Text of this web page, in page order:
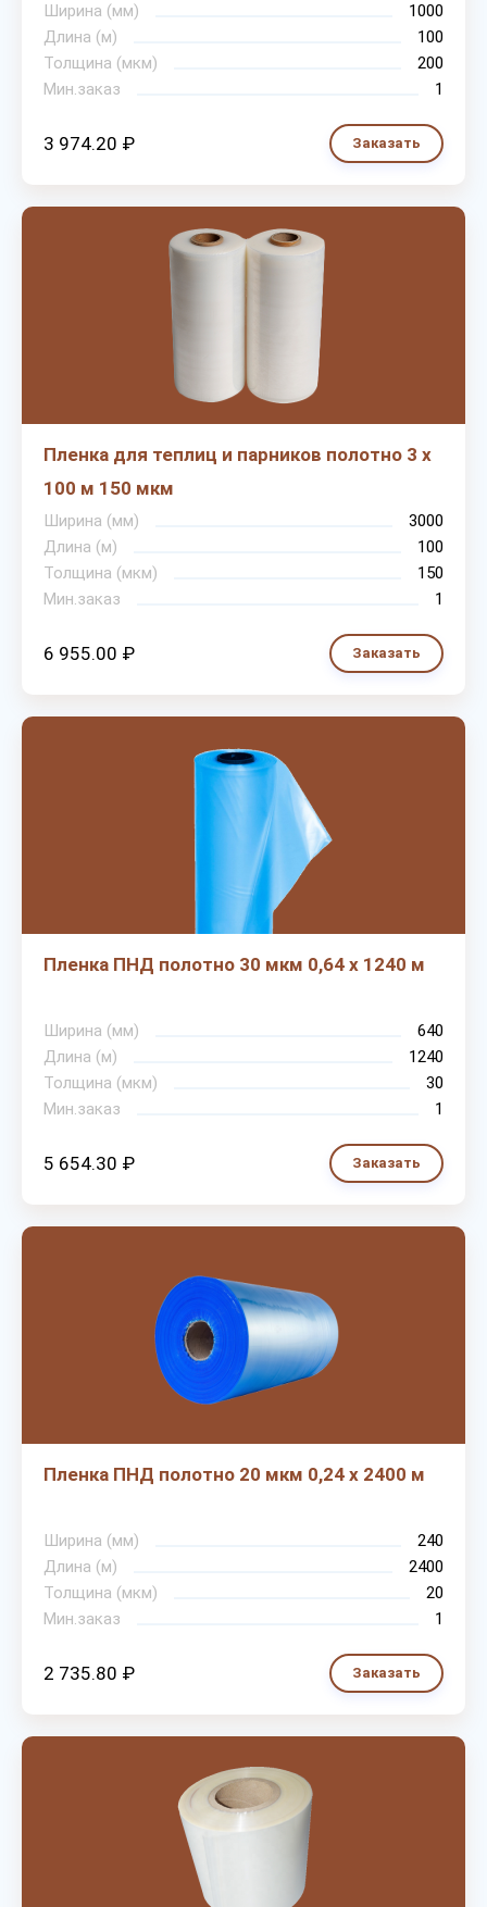
Ширина (мм)
1000
Длина (м)
100
Толщина (мкм)
200
Мин.заказ
1
3 974.20 ₽ Заказать
Пленка для теплиц и парников полотно 3 х
100 м 150 мкм
Ширина (мм)
3000
Длина (м)
100
Толщина (мкм)
150
Мин.заказ
1
6 955.00 ₽ Заказать
Пленка ПНД полотно 30 мкм 0,64 х 1240 м
Ширина (мм)
640
Длина (м)
1240
Толщина (мкм)
30
Мин.заказ
1
5 654.30 ₽ Заказать
Пленка ПНД полотно 20 мкм 0,24 х 2400 м
Ширина (мм)
240
Длина (м)
2400
Толщина (мкм)
20
Мин.заказ
1
2 735.80 ₽ Заказать